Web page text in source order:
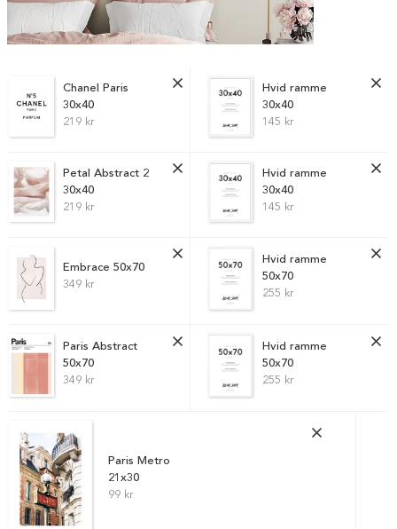
Hvid ramme
30x40
145 kr
Chanel Paris
30x40
219 kr
Hvid ramme
30x40
145 kr
Petal Abstract 2
30x40
219 kr
Hvid ramme
50x70
255 kr
Embrace 50x70
349 kr
Hvid ramme
50x70
255 kr
Paris Abstract
50x70
349 kr
Paris Metro
21x30
99 kr